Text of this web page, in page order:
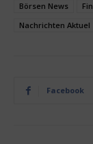
Börsen News
Nachrichten Aktuel
Facebook